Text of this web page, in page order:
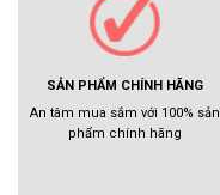
SẢN PHẨM CHÍNH HÃNG
An tâm mua sắm với 100% sản
phẩm chính hãng